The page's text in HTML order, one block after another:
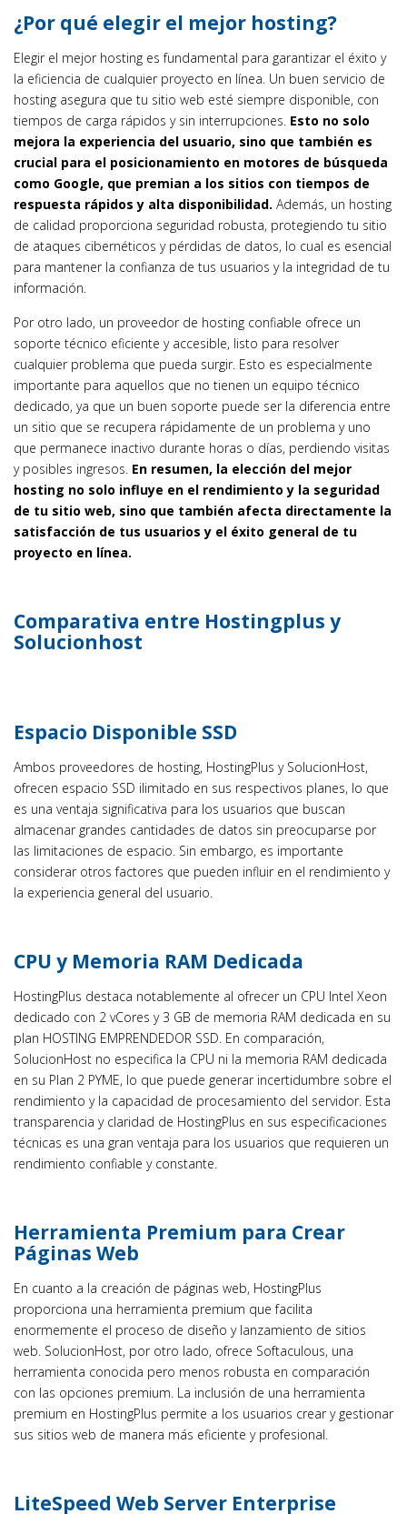
¿Por qué elegir el mejor hosting?
Elegir el mejor hosting es fundamental para garantizar el éxito y
la eficiencia de cualquier proyecto en línea. Un buen servicio de
hosting asegura que tu sitio web esté siempre disponible, con
tiempos de carga rápidos y sin interrupciones. Esto no solo
mejora la experiencia del usuario, sino que también es
crucial para el posicionamiento en motores de búsqueda
como Google, que premian a los sitios con tiempos de
respuesta rápidos y alta disponibilidad. Además, un hosting
de calidad proporciona seguridad robusta, protegiendo tu sitio
de ataques cibernéticos y pérdidas de datos, lo cual es esencial
para mantener la confianza de tus usuarios y la integridad de tu
información.
Por otro lado, un proveedor de hosting confiable ofrece un
soporte técnico eficiente y accesible, listo para resolver
cualquier problema que pueda surgir. Esto es especialmente
importante para aquellos que no tienen un equipo técnico
dedicado, ya que un buen soporte puede ser la diferencia entre
un sitio que se recupera rápidamente de un problema y uno
que permanece inactivo durante horas o días, perdiendo visitas
y posibles ingresos. En resumen, la elección del mejor
hosting no solo influye en el rendimiento y la seguridad
de tu sitio web, sino que también afecta directamente la
satisfacción de tus usuarios y el éxito general de tu
proyecto en línea.
Comparativa entre Hostingplus y
Solucionhost
Espacio Disponible SSD
Ambos proveedores de hosting, HostingPlus y SolucionHost,
ofrecen espacio SSD ilimitado en sus respectivos planes, lo que
es una ventaja significativa para los usuarios que buscan
almacenar grandes cantidades de datos sin preocuparse por
las limitaciones de espacio. Sin embargo, es importante
considerar otros factores que pueden influir en el rendimiento y
la experiencia general del usuario.
CPU y Memoria RAM Dedicada
HostingPlus destaca notablemente al ofrecer un CPU Intel Xeon
dedicado con 2 vCores y 3 GB de memoria RAM dedicada en su
plan HOSTING EMPRENDEDOR SSD. En comparación,
SolucionHost no especifica la CPU ni la memoria RAM dedicada
en su Plan 2 PYME, lo que puede generar incertidumbre sobre el
rendimiento y la capacidad de procesamiento del servidor. Esta
transparencia y claridad de HostingPlus en sus especificaciones
técnicas es una gran ventaja para los usuarios que requieren un
rendimiento confiable y constante.
Herramienta Premium para Crear
Páginas Web
En cuanto a la creación de páginas web, HostingPlus
proporciona una herramienta premium que facilita
enormemente el proceso de diseño y lanzamiento de sitios
web. SolucionHost, por otro lado, ofrece Softaculous, una
herramienta conocida pero menos robusta en comparación
con las opciones premium. La inclusión de una herramienta
premium en HostingPlus permite a los usuarios crear y gestionar
sus sitios web de manera más eficiente y profesional.
LiteSpeed Web Server Enterprise